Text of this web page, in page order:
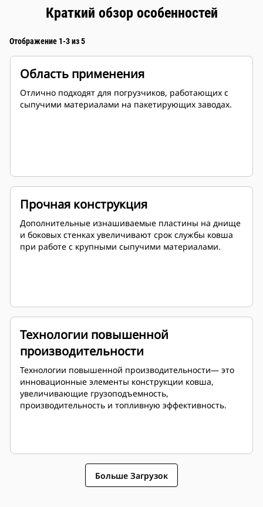
Краткий обзор особенностей
Отображение 1-3 из 5
Область применения
Отлично подходят для погрузчиков, работающих с
сыпучими материалами на пакетирующих заводах.
Прочная конструкция
Дополнительные изнашиваемые пластины на днище
и боковых стенках увеличивают срок службы ковша
при работе с крупными сыпучими материалами.
Технологии повышенной
производительности
Технологии повышенной производительности— это
инновационные элементы конструкции ковша,
увеличивающие грузоподъемность,
производительность и топливную эффективность.
Больше Загрузок